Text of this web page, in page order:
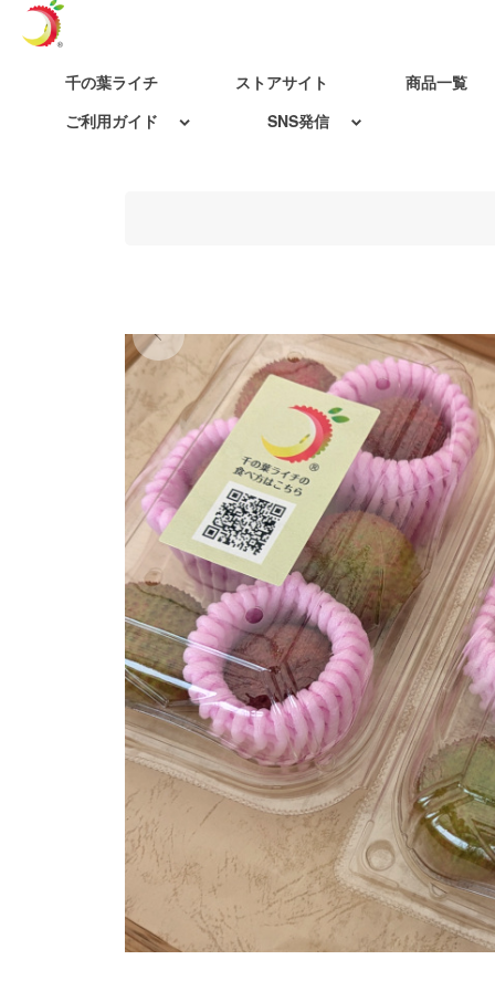
千の葉ライチ ストアサイト
商品一覧
ご利用ガイド
SNS発信